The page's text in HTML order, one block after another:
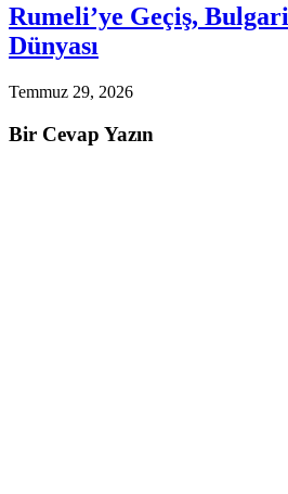
Rumeli’ye Geçiş,
Dünyası
Temmuz 29, 2026
Bir Cevap Yazın